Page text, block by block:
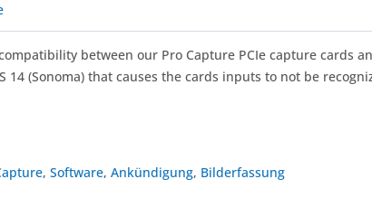
between our Pro Capture PCIe capture cards
14 (Sonoma) that causes the cards inputs to not be
,Software,Ankündigung, Bilderfassung